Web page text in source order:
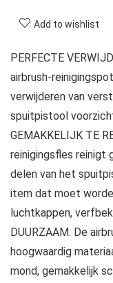
Add to wishlist
PERFECTE
airbrush-
verwijderen van
spuitpistool
GEMAKKELIJK TE
reinigingsfles reinigt
delen van het
item dat moet
luchtkappen,
DUURZAAM: De
hoogwaardig
mond, gemakkelijk